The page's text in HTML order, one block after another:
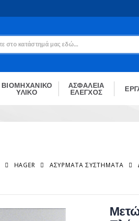
Εγγραφή
Δεν είσαι μέλος;
ΕΓΓΡΑΦΉ
ΒΙΟΜΗΧΑΝΙΚΟ
ΥΛΙΚΟ
ΑΣΦΑΛΕΙΑ
ΕΛΕΓΧΟΣ
HAGER ΑΣΎΡΜΑΤΑ ΣΥΣΤΉΜΑΤΑ